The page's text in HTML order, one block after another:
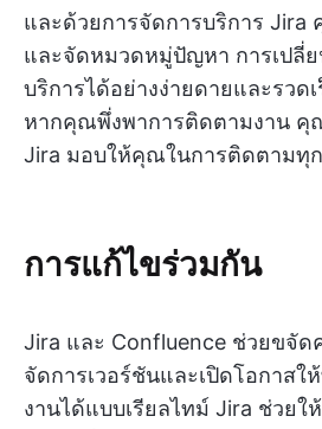
และด้วยการจัดการบริการ
และจัดหมวดหมู่ปัญหา การเปลี่
บริการได้อย่างง่ายดายและรวด
หากคุณพึ่งพาการติดตามงาน คุ
Jira มอบให้คุณในการติดตามทุ
การแก้ไขร่วมกัน
Jira และ Confluence ช่วยขจัด
จัดการเวอร์ชันและเปิดโอกาสใ
งานได้แบบเรียลไทม์ Jira ช่วยใ